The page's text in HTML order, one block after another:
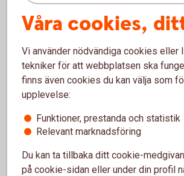
Kan jag använda mitt kort i en
Hur gör jag om jag saknar en
surfplatta?
Mer information
Våra cookies,
Vi använder nödvändiga cookies eller
tekniker för att webbplatsen ska
finns även cookies du kan välja som
upplevelse:
Funktioner, prestanda och statistik
Relevant marknadsföring
Du kan ta tillbaka ditt cookie-
på cookie-sidan eller under din profil